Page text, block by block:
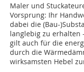
Maler und
Vorsprung: Ihr
dabei die (Bau-
langlebig zu erhalten
gilt auch für die
durch die
wirksamsten Hebel